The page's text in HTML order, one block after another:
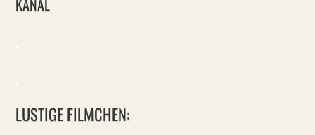
KANAL
LUSTIGE FILMCHEN: